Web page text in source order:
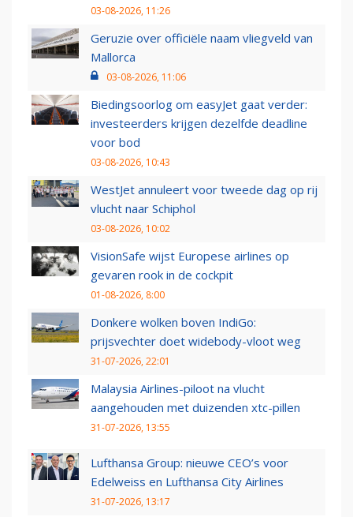
03-08-2026, 11:26
Geruzie over officiële naam vliegveld van
Mallorca
03-08-2026, 11:06
Biedingsoorlog om easyJet gaat verder:
investeerders krijgen dezelfde deadline
voor bod
03-08-2026, 10:43
WestJet annuleert voor tweede dag op rij
vlucht naar Schiphol
03-08-2026, 10:02
VisionSafe wijst Europese airlines op
gevaren rook in de cockpit
01-08-2026, 8:00
Donkere wolken boven IndiGo:
prijsvechter doet widebody-vloot weg
31-07-2026, 22:01
Malaysia Airlines-piloot na vlucht
aangehouden met duizenden xtc-pillen
31-07-2026, 13:55
Lufthansa Group: nieuwe CEO’s voor
Edelweiss en Lufthansa City Airlines
31-07-2026, 13:17